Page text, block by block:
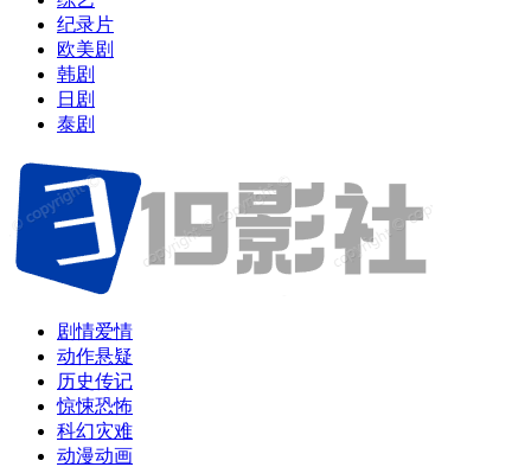
纪录片
欧美剧
韩剧
日剧
泰剧
剧情爱情
动作悬疑
历史传记
惊悚恐怖
科幻灾难
动漫动画